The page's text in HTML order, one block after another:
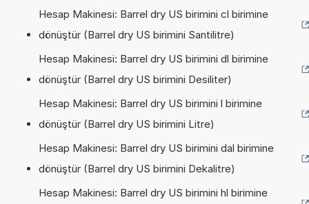
Hesap Makinesi: Barrel dry US birimini cl birimine
dönüştür (Barrel dry US birimini Santilitre)
Hesap Makinesi: Barrel dry US birimini dl birimine
dönüştür (Barrel dry US birimini Desiliter)
Hesap Makinesi: Barrel dry US birimini l birimine
dönüştür (Barrel dry US birimini Litre)
Hesap Makinesi: Barrel dry US birimini dal birimine
dönüştür (Barrel dry US birimini Dekalitre)
Hesap Makinesi: Barrel dry US birimini hl birimine